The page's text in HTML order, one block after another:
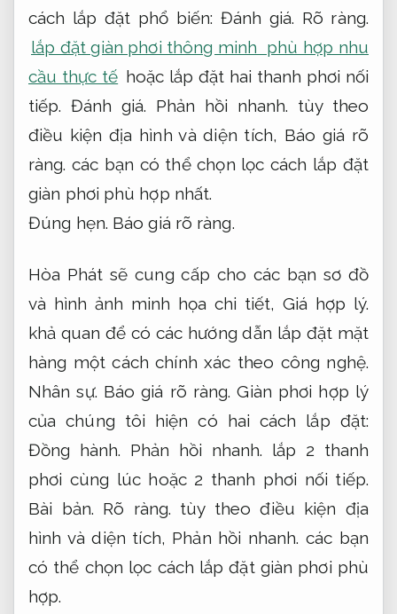
cách lắp đặt phổ biến: Đánh giá. Rõ ràng.
lắp đặt giàn phơi thông minh phù hợp nhu
cầu thực tế hoặc lắp đặt hai thanh phơi nối
tiếp.Đánh giá. Phản hồi nhanh. tùy theo
điều kiện địa hình và diện tích, Báo giá rõ
ràng. các bạn có thể chọn lọc cách lắp đặt
giàn phơi phù hợp nhất.
Đúng hẹn. Báo giá rõ ràng.
Hòa Phát sẽ cung cấp cho các bạn sơ đồ
và hình ảnh minh họa chi tiết, Giá hợp lý.
khả quan để có các hướng dẫn lắp đặt mặt
hàng một cách chính xác theo công nghệ.
Nhân sự. Báo giá rõ ràng. Giàn phơi hợp lý
của chúng tôi hiện có hai cách lắp đặt:
Đồng hành. Phản hồi nhanh. lắp 2 thanh
phơi cùng lúc hoặc 2 thanh phơi nối tiếp.
Bài bản. Rõ ràng. tùy theo điều kiện địa
hình và diện tích, Phản hồi nhanh. các bạn
có thể chọn lọc cách lắp đặt giàn phơi phù
hợp.